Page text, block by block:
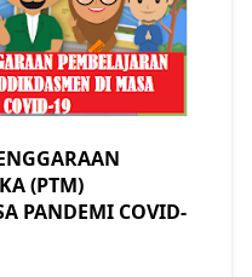
(PTM)
PANDEMI COVID-